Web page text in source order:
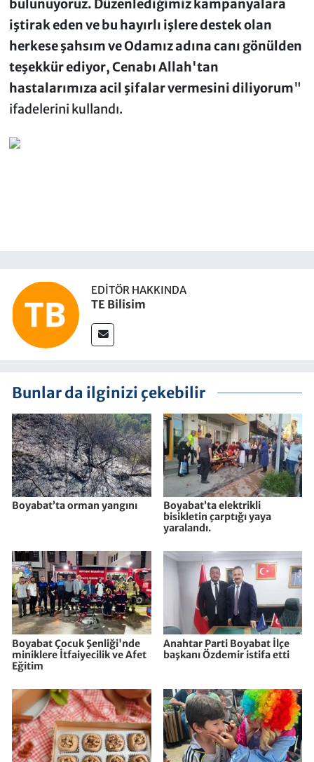
bulunuyoruz. Düzenlediğimiz kampanyalara
iştirak eden ve bu hayırlı işlere destek olan
herkese şahsım ve Odamız adına canı gönülden
teşekkür ediyor, Cenabı Allah'tan
hastalarımıza acil şifalar vermesini diliyorum"
ifadelerini kullandı.
EDITÖR HAKKINDA
TE Bilisim
Bunlar da ilginizi çekebilir
Boyabat’ta orman yangını
Boyabat’ta elektrikli
bisikletin çarptığı yaya
yaralandı.
Boyabat Çocuk Şenliği'nde
miniklere İtfaiyecilik ve Afet
Eğitim
Anahtar Parti Boyabat İlçe
başkanı Özdemir istifa etti